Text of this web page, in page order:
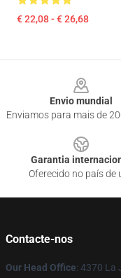
€ 22,08 - € 26,68
Envio mundial
Enviamos para mais de
Garantia
Oferecido no país de
Contacte-nos
Our Head Office: 4370 La